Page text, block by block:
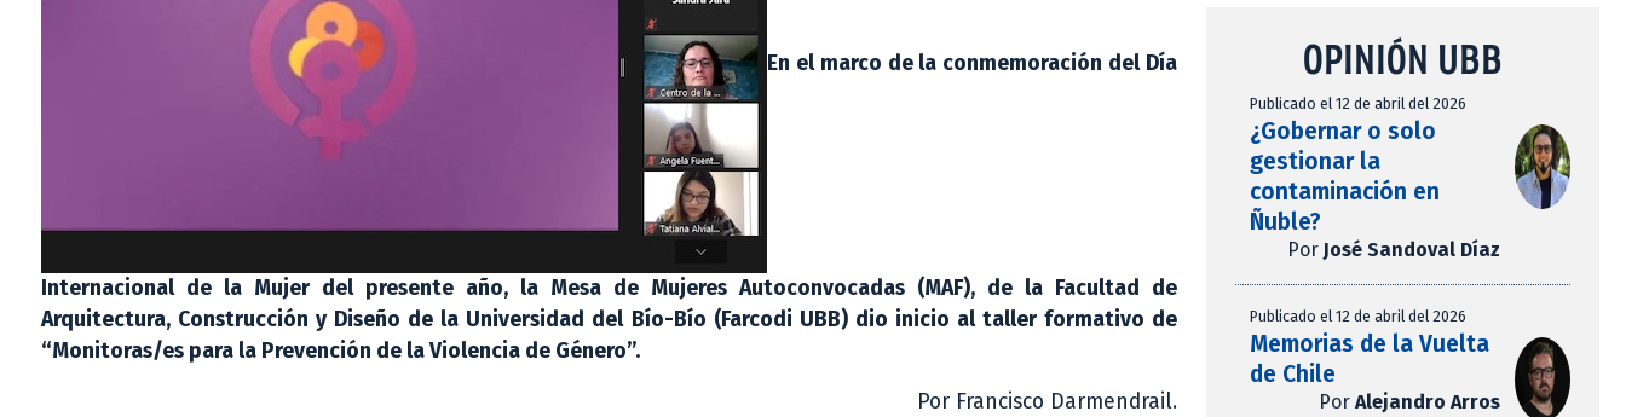
En el marco de la conmemoración del Día
Internacional de la Mujer del presente año, la Mesa de Mujeres Autoconvocadas (MAF), de la Facultad de
Arquitectura, Construcción y Diseño de la Universidad del Bío-Bío (Farcodi UBB) dio inicio al taller formativo de
“Monitoras/es para la Prevención de la Violencia de Género”.
Por Francisco Darmendrail.
OPINIÓN UBB
Publicado el 12 de abril del 2026
¿Gobernar o solo
gestionar la
contaminación en
Ñuble?
Por José Sandoval Díaz
Publicado el 12 de abril del 2026
Memorias de la Vuelta
de Chile
Por Alejandro Arros